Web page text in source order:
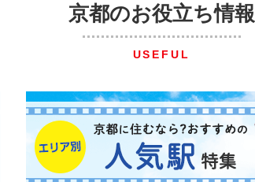
京都のお役立ち情報
USEFUL